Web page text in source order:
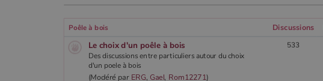
Poêle à bois Discussions
Le choix d'un poêle à bois
Des discussions entre particuliers autour du choix
d'un poele à bois
(Modéré par ERG, Gael, Rom12271)
533
VISITOR_PRIVACY_METADATA
YouTube